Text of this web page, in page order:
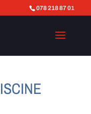
078 218 87 01